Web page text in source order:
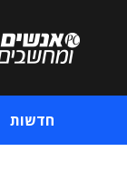
חדשות